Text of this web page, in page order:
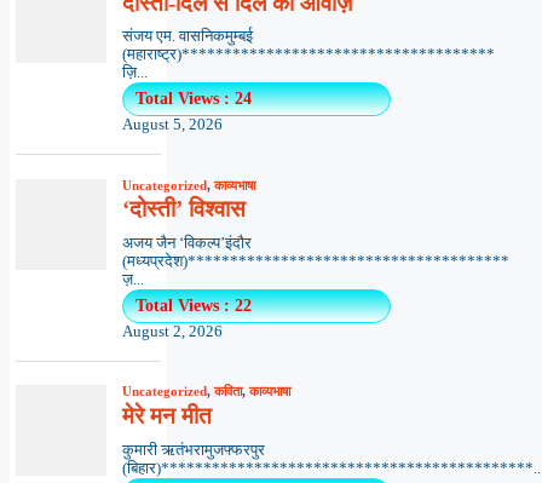
संजय एम. वासनिकमुम्बई
(महाराष्ट्र)*************************************
ज़ि...
Total Views : 24
August 5, 2026
Uncategorized,काव्यभाषा
‘दोस्ती’ विश्वास
अजय जैन ‘विकल्प’इंदौर
(मध्यप्रदेश)**************************************
ज़...
Total Views : 22
August 2, 2026
Uncategorized,कविता,काव्यभाषा
मेरे मन मीत
कुमारी ऋतंभरामुजफ्फरपुर